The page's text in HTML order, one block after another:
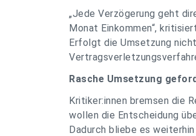
„Jede Verzögerung geht
Monat Einkommen“,
Erfolgt die Umsetzung
Rasche Umsetzung
Kritiker:innen bremsen die
wollen die Entscheidung
Dadurch bliebe es